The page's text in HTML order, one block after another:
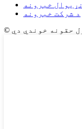
نړیوال خبرونه
د شرکت خبرونه